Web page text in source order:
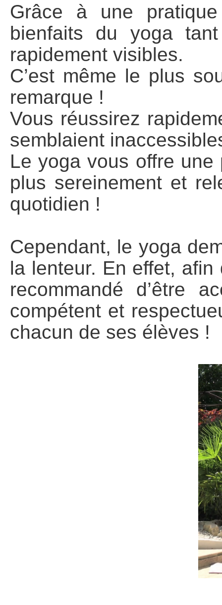
Grâce à une
bienfaits du yoga
rapidement visibles.
C’est même le plus
remarque !
Vous réussirez
semblaient
Le yoga vous offre
plus sereinement et
quotidien !
Cependant, le yoga
la lenteur. En effet,
recommandé d’être
compétent et
chacun de ses élèves !